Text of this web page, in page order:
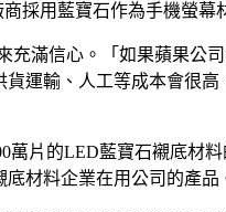
採用藍寶石作為手機螢幕
滿信心。「如果蘋果公
運輸、人工等成本會很
片的LED藍寶石襯底材
材料企業在用公司的產品